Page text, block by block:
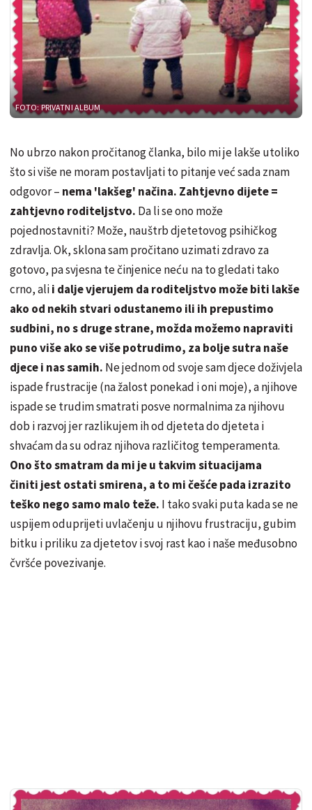
FOTO: PRIVATNI ALBUM
No ubrzo nakon pročitanog članka, bilo mi je lakše utoliko
što si više ne moram postavljati to pitanje već sada znam
odgovor – nema 'lakšeg' načina. Zahtjevno dijete =
zahtjevno roditeljstvo. Da li se ono može
pojednostavniti? Može, nauštrb djetetovog psihičkog
zdravlja. Ok, sklona sam pročitano uzimati zdravo za
gotovo, pa svjesna te činjenice neću na to gledati tako
crno, alii dalje vjerujem da roditeljstvo može biti lakše
ako od nekih stvari odustanemo ili ih prepustimo
sudbini, no s druge strane, možda možemo napraviti
puno više ako se više potrudimo, za bolje sutra naše
djece i nas samih. Ne jednom od svoje sam djece doživjela
ispade frustracije (na žalost ponekad i oni moje), a njihove
ispade se trudim smatrati posve normalnima za njihovu
dob i razvoj jer razlikujem ih od djeteta do djeteta i
shvaćam da su odraz njihova različitog temperamenta.
Ono što smatram da mi je u takvim situacijama
činiti jest ostati smirena, a to mi češće pada izrazito
teško nego samo malo teže. I tako svaki puta kada se ne
uspijem oduprijeti uvlačenju u njihovu frustraciju, gubim
bitku i priliku za djetetov i svoj rast kao i naše međusobno
čvršće povezivanje.